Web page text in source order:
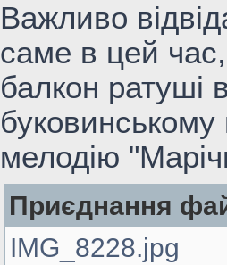
Важливо
саме в цей
балкон ратуші
буковинському
мелодію
Приєднання
IMG_8228.jpg